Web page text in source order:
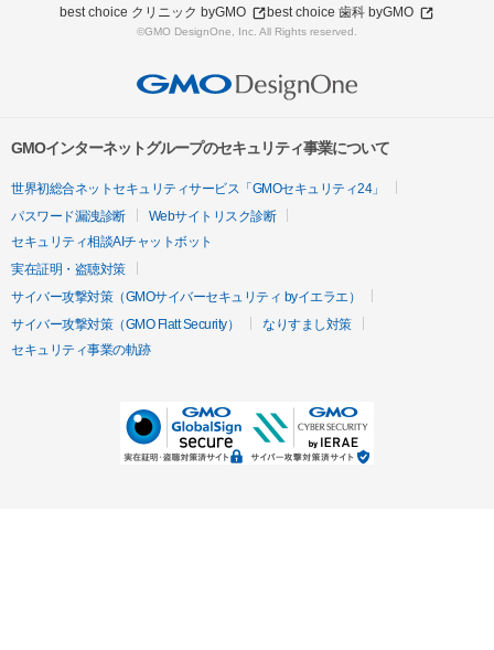
best choice クリニック byGMO
best choice 歯科 byGMO
©GMO DesignOne, Inc. All Rights reserved.
GMOインターネットグループのセキュリティ事業について
世界初総合ネットセキュリティサービス「GMOセキュリティ24」
パスワード漏洩診断
Webサイトリスク診断
セキュリティ相談AIチャットボット
実在証明・盗聴対策
サイバー攻撃対策（GMOサイバーセキュリティ byイエラエ）
サイバー攻撃対策（GMO Flatt Security）
なりすまし対策
セキュリティ事業の軌跡